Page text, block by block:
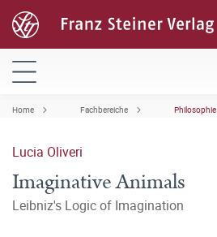
Home Fachbereiche Philosophie
Lucia Oliveri
Imaginative Animals
Leibniz's Logic of Imagination